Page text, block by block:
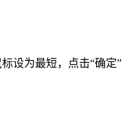
设为最短，点击“确定”